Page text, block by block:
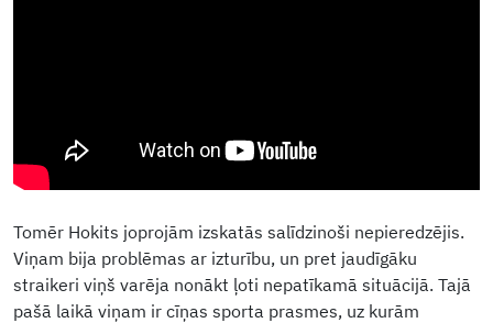
Tomēr Hokits joprojām izskatās salīdzinoši nepieredzējis.
Viņam bija problēmas ar izturību, un pret jaudīgāku
straikeri viņš varēja nonākt ļoti nepatīkamā situācijā. Tajā
pašā laikā viņam ir cīņas sporta prasmes, uz kurām